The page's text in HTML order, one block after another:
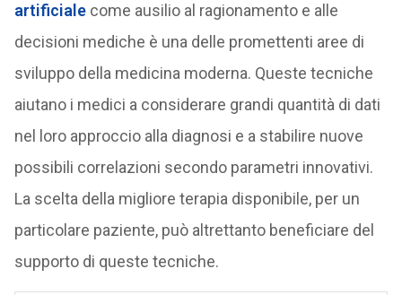
artificialecome ausilio al ragionamento e alle
decisioni mediche è una delle promettenti aree di
sviluppo della medicina moderna. Queste tecniche
aiutano i medici a considerare grandi quantità di dati
nel loro approccio alla diagnosi e a stabilire nuove
possibili correlazioni secondo parametri innovativi.
La scelta della migliore terapia disponibile, per un
particolare paziente, può altrettanto beneficiare del
supporto di queste tecniche.